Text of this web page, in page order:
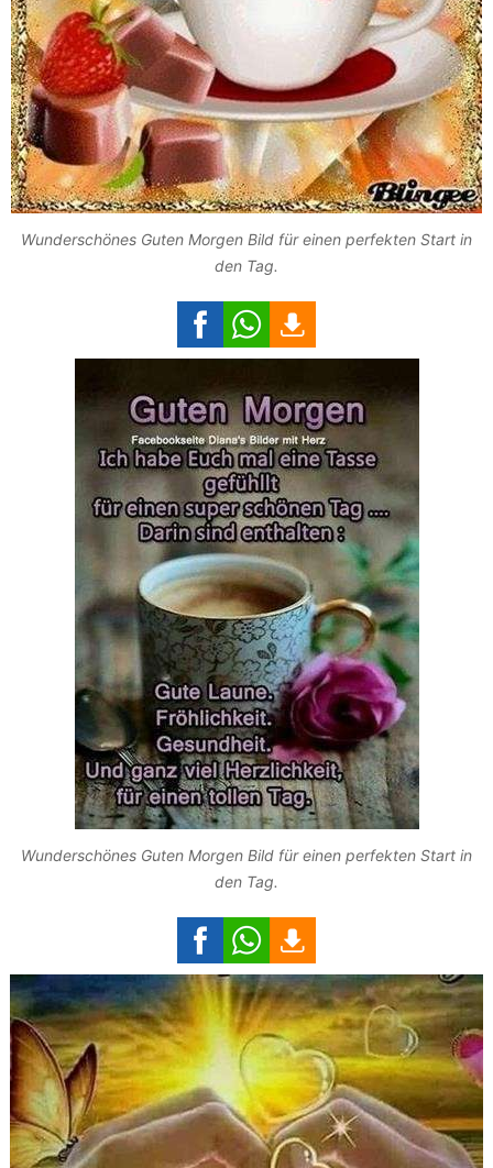
Wunderschönes Guten Morgen Bild für einen perfekten Start in
den Tag.
Wunderschönes Guten Morgen Bild für einen perfekten Start in
den Tag.